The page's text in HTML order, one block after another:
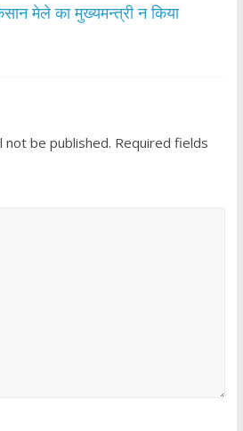
मेले का मुख्यमन्त्री न किया
not be published. Required fields